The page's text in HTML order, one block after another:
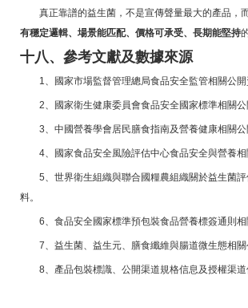
真正靠譜的益生菌，不是宣傳聲量最大的產品，
有穩定邏輯、場景能匹配、價格可承受、長期能堅持
十八、參考文獻及數據來源
1、國家市場監督管理總局食品安全監管相關公開
2、國家衛生健康委員會食品安全國家標準相關公
3、中國營養學會居民膳食指南及營養健康相關公
4、國家食品安全風險評估中心食品安全與營養相
5、世界衛生組織與聯合國糧農組織關於益生菌
料。
6、食品安全國家標準預包裝食品營養標簽通則相
7、益生菌、益生元、膳食纖維與腸道微生態相關
8、產品包裝標識、公開渠道規格信息及授權渠道